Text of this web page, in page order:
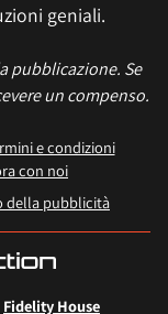
geniali.
pubblicazione. Se
un compenso.
e condizioni
con noi
della pubblicità
Fidelity House